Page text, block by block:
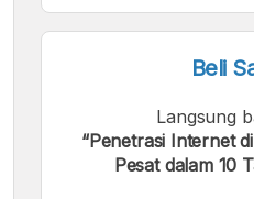
Beli
Langsung
“Penetrasi Internet
Pesat dalam 10